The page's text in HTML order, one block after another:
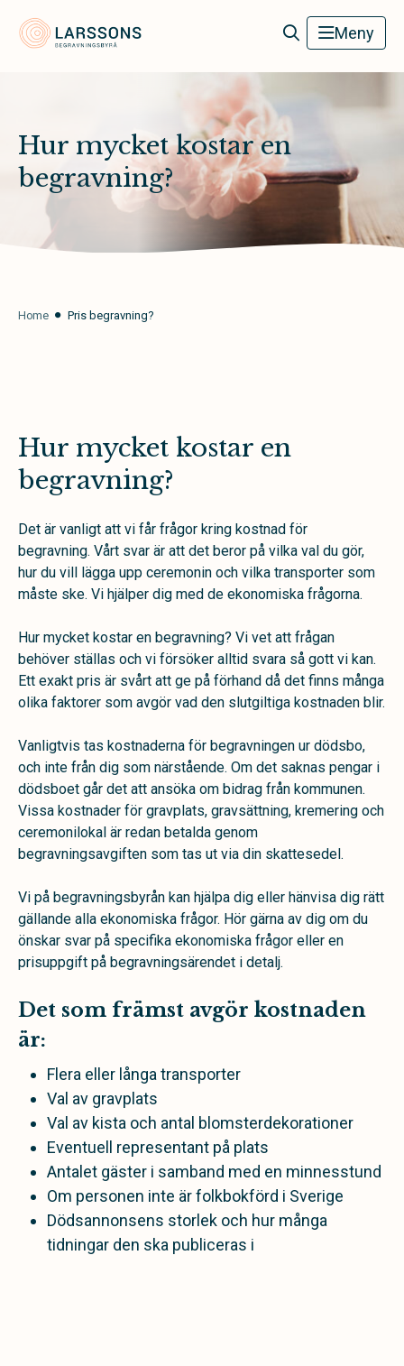
Larssons Begravningsbyrå Meny
Hur mycket kostar en
begravning?
Home Pris begravning?
Hur mycket kostar en
begravning?
Det är vanligt att vi får frågor kring kostnad för
begravning. Vårt svar är att det beror på vilka val du gör,
hur du vill lägga upp ceremonin och vilka transporter som
måste ske. Vi hjälper dig med de ekonomiska frågorna.
Hur mycket kostar en begravning? Vi vet att frågan
behöver ställas och vi försöker alltid svara så gott vi kan.
Ett exakt pris är svårt att ge på förhand då det finns många
olika faktorer som avgör vad den slutgiltiga kostnaden blir.
Vanligtvis tas kostnaderna för begravningen ur dödsbo,
och inte från dig som närstående. Om det saknas pengar i
dödsboet går det att ansöka om bidrag från kommunen.
Vissa kostnader för gravplats, gravsättning, kremering och
ceremonilokal är redan betalda genom
begravningsavgiften som tas ut via din skattesedel.
Vi på begravningsbyrån kan hjälpa dig eller hänvisa dig rätt
gällande alla ekonomiska frågor. Hör gärna av dig om du
önskar svar på specifika ekonomiska frågor eller en
prisuppgift på begravningsärendet i detalj.
Det som främst avgör kostnaden
är:
Flera eller långa transporter
Val av gravplats
Val av kista och antal blomsterdekorationer
Eventuell representant på plats
Antalet gäster i samband med en minnesstund
Om personen inte är folkbokförd i Sverige
Dödsannonsens storlek och hur många
tidningar den ska publiceras i